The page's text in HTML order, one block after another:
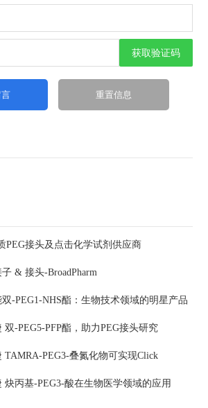
获取验证码
PEG接头及点击化学试剂供应商
& 接头-BroadPharm
双-PEG1-NHS酯：生物技术领域的明星产品
双-PEG5-PFP酯，助力PEG接头研究
TAMRA-PEG3-叠氮化物可实现Click
炔丙基-PEG3-酸在生物医学领域的应用